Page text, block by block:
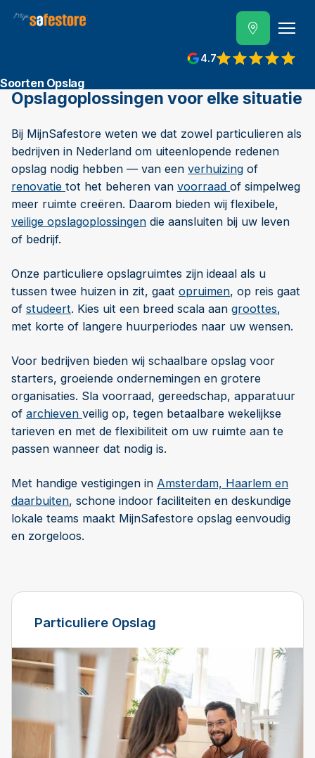
4.7
Soorten Opslag
Opslagoplossingen voor elke situatie
Bij MijnSafestore weten we dat zowel particulieren als
bedrijven in Nederland om uiteenlopende redenen
opslag nodig hebben — van een verhuizing of
renovatie tot het beheren van voorraad of simpelweg
meer ruimte creëren. Daarom bieden wij flexibele,
veilige opslagoplossingen die aansluiten bij uw leven
of bedrijf.
Onze particuliere opslagruimtes zijn ideaal als u
tussen twee huizen in zit, gaat opruimen, op reis gaat
of studeert. Kies uit een breed scala aan groottes,
met korte of langere huurperiodes naar uw wensen.
Voor bedrijven bieden wij schaalbare opslag voor
starters, groeiende ondernemingen en grotere
organisaties. Sla voorraad, gereedschap, apparatuur
of archieven veilig op, tegen betaalbare wekelijkse
tarieven en met de flexibiliteit om uw ruimte aan te
passen wanneer dat nodig is.
Met handige vestigingen in Amsterdam, Haarlem en
daarbuiten, schone indoor faciliteiten en deskundige
lokale teams maakt MijnSafestore opslag eenvoudig
en zorgeloos.
Particuliere Opslag